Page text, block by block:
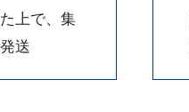
上で、集
送